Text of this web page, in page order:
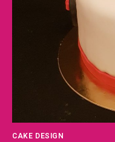
CAKE DESIGN